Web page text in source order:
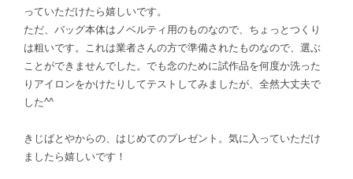
っていただけたら嬉しいです。
ただ、バッグ本体はノベルティ用のものなので、ちょっとつくり
は粗いです。これは業者さんの方で準備されたものなので、選ぶ
ことができませんでした。でも念のために試作品を何度か洗った
りアイロンをかけたりしてテストしてみましたが、全然大丈夫で
した^^
きじばとやからの、はじめてのプレゼント。気に入っていただけ
ましたら嬉しいです！